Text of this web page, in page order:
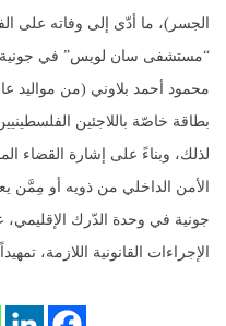
الجسر)، ما أدّى إلى وفاته على
“مستشفى سان لويس” في جونية،
بطاقة خاصّة باللاجئين
لذلك، وبناءً على إشارة القضاء
الأمن الداخلي من ذويه أو مِمَّن
الإجراءات القانونية اللازمة،